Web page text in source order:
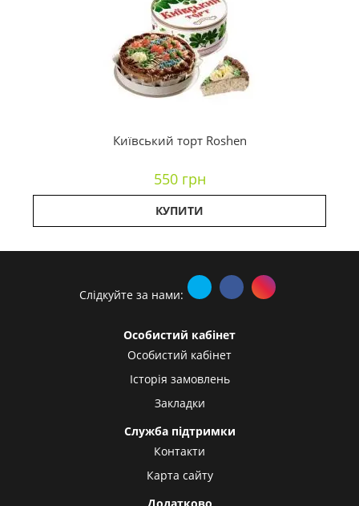
Київський торт Roshen
550 грн
КУПИТИ
Слідкуйте за нами:
Особистий кабінет
Особистий кабінет
Історія замовлень
Закладки
Служба підтримки
Контакти
Карта сайту